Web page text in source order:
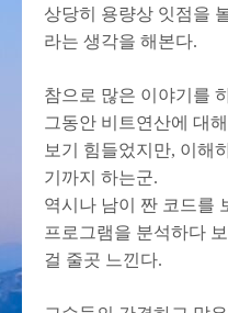
상당히 용량상 잇점을
라는 생각을 해본다.
참으로 많은 이야기를
그동안 비트연산에 대
보기 힘들었지만, 이해
기까지 하는군.
역시나 남이 짠 코드를
프로그램을 분석하다
걸 줄곳 느낀다.